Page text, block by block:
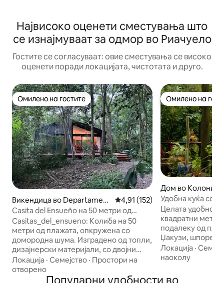
Највисоко оценети сместувања што
се изнајмуваат за одмор во Риачуелo
Гостите се согласуваат: овие сместувања се високо
оценети поради локацијата, чистотата и друго.
Омилено на гостите
Омилено на гостите
Викендица во Departament
o de Colonia
Просечна оцена: 4,91 од 5,
4,91 (152)
Casita del Ensueño на 50 метри од
плажата и во шумата
Casitas_del_ensueno: Колиба на 50
метри од плажата, опкружена со
домородна шума. Изградено од топли,
дизајнерски материјали, со двојни
стакла на прозорците, печка на дрва,
клима-уред (ладење/греење) и
греалки во спалните соби. Пространа
Локација · Семејство · Простори на
отворено
Омилено на
Омилено на
Дом во Колония
менто
Удобна куќа со
Целата удобност
квадратни
подалеку од
Џакузи, шпорет
рерна, огниште,
интернет,
спокојство и
Локација ·
наоколу